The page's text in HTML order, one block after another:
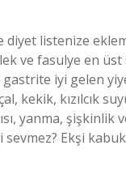
diyet listenize
ve fasulye en üst
iyi gelen
kekik, kızılcık
yanma, şişkinlik
Ekşi